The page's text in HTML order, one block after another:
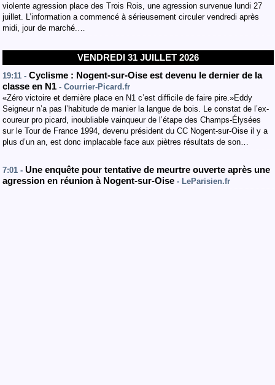
violente agression place des Trois Rois, une agression survenue lundi 27
juillet. L’information a commencé à sérieusement circuler vendredi après
midi, jour de marché.…
VENDREDI 31 JUILLET 2026
19:11 - Cyclisme : Nogent-sur-Oise est devenu le dernier de la
classe en N1 - Courrier-Picard.fr
«Zéro victoire et dernière place en N1 c’est difficile de faire pire.»Eddy
Seigneur n’a pas l’habitude de manier la langue de bois. Le constat de l’ex-
coureur pro picard, inoubliable vainqueur de l’étape des Champs-Élysées
sur le Tour de France 1994, devenu président du CC Nogent-sur-Oise il y a
plus d’un an, est donc implacable face aux piètres résultats de son…
7:01 - Une enquête pour tentative de meurtre ouverte après une
agression en réunion à Nogent-sur-Oise - LeParisien.fr